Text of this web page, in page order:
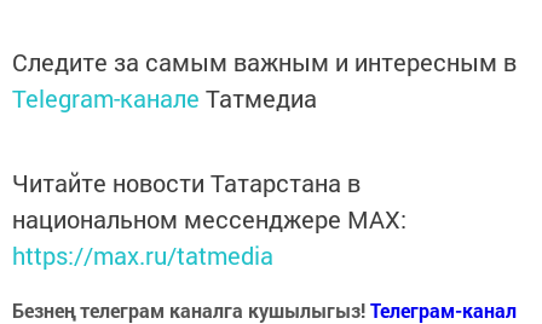
Следите за самым важным и интересным в
Telegram-канале Татмедиа
Читайте новости Татарстана в
национальном мессенджере MАХ:
https://max.ru/tatmedia
Безнең телеграм каналга кушылыгыз!Телеграм-канал